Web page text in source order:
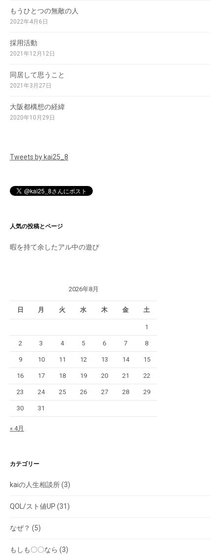
もうひとつの無敵の人
2022年4月6日
採用活動
2021年12月12日
同居して思うこと
2021年3月27日
大阪都構想の経緯
2020年10月29日
Tweets by kai25_8
人気の投稿とページ
暇を持て余したアル中の遊び
2026年8月
日 月 火 水 木 金 土
« 4月
1
2 3 4 5 6 7 8
9 10 11 12 13 14 15
16 17 18 19 20 21 22
23 24 25 26 27 28 29
30 31
カテゴリー
kaiの人生相談所(3)
QOL/スト値UP (31)
なぜ？ (5)
もしも〇〇なら (3)